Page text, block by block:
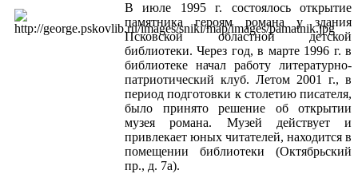
В июле 1995 г. состоялось открытие
памятника героям романа у здания
Псковской областной детской
библиотеки. Через год, в марте 1996 г. в
библиотеке начал работу литературно-
патриотический клуб. Летом 2001 г., в
период подготовки к столетию писателя,
было принято решение об открытии
музея романа. Музей действует и
привлекает юных читателей, находится в
помещении библиотеки (Октябрьский
пр., д. 7а).